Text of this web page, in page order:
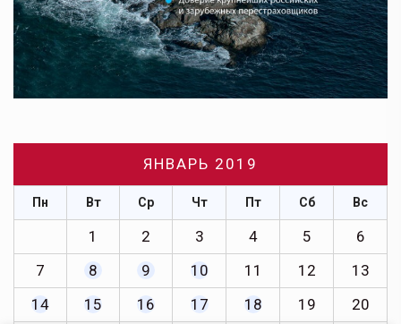
ЯНВАРЬ 2019
Пн Вт Ср Чт Пт Сб Вс
1 2 3 4 5
6
7
8 9 10 11 12
13
14
15 16 17 18 19 20